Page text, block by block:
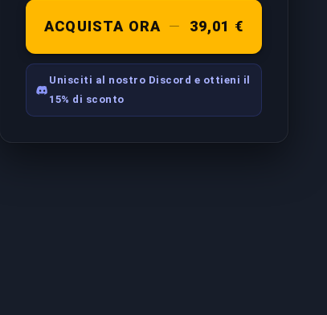
ACQUISTA ORA — 39,01 €
Unisciti al nostro Discord e ottieni il
15% di sconto